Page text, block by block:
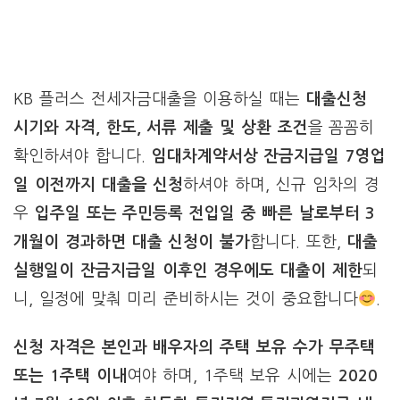
KB 플러스 전세자금대출을 이용하실 때는 대출신청
시기와 자격, 한도, 서류 제출 및 상환 조건을 꼼꼼히
확인하셔야 합니다. 임대차계약서상 잔금지급일 7영업
일 이전까지 대출을 신청하셔야 하며, 신규 임차의 경
우 입주일 또는 주민등록 전입일 중 빠른 날로부터 3
개월이 경과하면 대출 신청이 불가합니다. 또한, 대출
실행일이 잔금지급일 이후인 경우에도 대출이 제한되
니, 일정에 맞춰 미리 준비하시는 것이 중요합니다
신청 자격은 본인과 배우자의 주택 보유 수가 무주택
또는 1주택 이내 여야 하며, 1주택 보유 시에는 2020